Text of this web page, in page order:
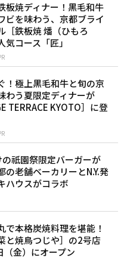
板焼ディナー！黒毛和牛
ビを味わう、京都ブライ
［鉄板焼 燔（ひもろ
気コース「匠」
！極上黒毛和牛と旬の京
わう夏限定ディナーが
TERRACE KYOTO］に登
祇園祭限定バーガーが
の老舗ベーカリーとN.Y.発
ハウスがコラボ
で本格炭焼料理を堪能！
と焼鳥つじや］の2号店
（金）にオープン